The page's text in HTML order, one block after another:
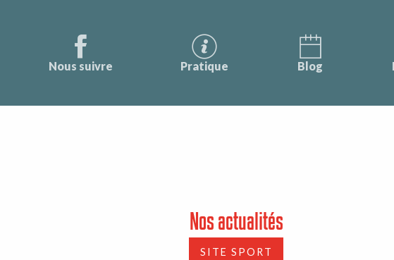
Nous suivre Pratique Blog
Nos actualités
SITE SPORT